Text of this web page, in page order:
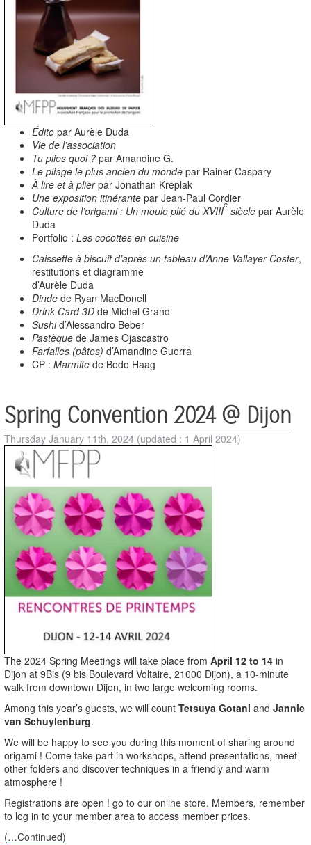
Édito par Aurèle Duda
Vie de l’association
Tu plies quoi ? par Amandine G.
Le pliage le plus ancien du monde par Rainer Caspary
À lire et à plierpar Jonathan Kreplak
Une exposition itinérante par Jean-Paul Cordier
Culture de l’origami : Un moule plié du XVIIIe siècle par Aurèle
Duda
Portfolio : Les cocottes en cuisine
Caissette à biscuit d’après un tableau d’Anne Vallayer-Coster,
restitutions et diagramme
d’Aurèle Duda
Dinde de Ryan MacDonell
Drink Card 3D de Michel Grand
Sushid’Alessandro Beber
Pastèque de James Ojascastro
Farfalles (pâtes) d’Amandine Guerra
CP : Marmite de Bodo Haag
Spring Convention 2024 @ Dijon
Thursday January 11th, 2024 (updated : 1 April 2024)
The 2024 Spring Meetings will take place from April 12 to 14 in
Dijon at 9Bis (9 bis Boulevard Voltaire, 21000 Dijon), a 10-minute
walk from downtown Dijon, in two large welcoming rooms.
Among this year’s guests, we will count Tetsuya Gotani and Jannie
van Schuylenburg.
We will be happy to see you during this moment of sharing around
origami ! Come take part in workshops, attend presentations, meet
other folders and discover techniques in a friendly and warm
atmosphere !
Registrations are open ! go to our online store. Members, remember
to log in to your member area to access member prices.
(…Continued)